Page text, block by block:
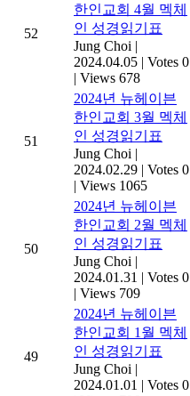
52
한인교회 4월 멕체
인 성경읽기표
Jung Choi |
2024.04.05 | Votes 0
| Views 678
51
2024년 뉴헤이븐
한인교회 3월 멕체
인 성경읽기표
Jung Choi |
2024.02.29 | Votes 0
| Views 1065
50
2024년 뉴헤이븐
한인교회 2월 멕체
인 성경읽기표
Jung Choi |
2024.01.31 | Votes 0
| Views 709
49
2024년 뉴헤이븐
한인교회 1월 멕체
인 성경읽기표
Jung Choi |
2024.01.01 | Votes 0